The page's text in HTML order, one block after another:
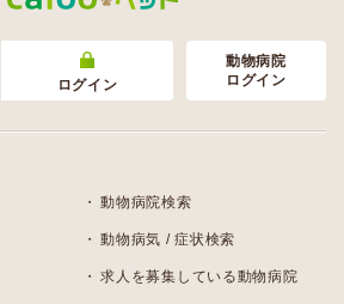
ログイン
動物病院
ログイン
動物病院検索
動物病気 / 症状検索
求人を募集している動物病院